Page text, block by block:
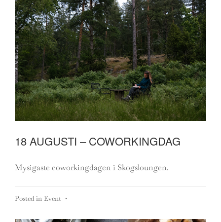
18 AUGUSTI – COWORKINGDAG
Mysigaste coworkingdagen i Skogsloungen.
Posted in Event •